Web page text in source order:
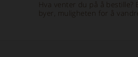
Hva venter du på å bestille?
byer, muligheten for å